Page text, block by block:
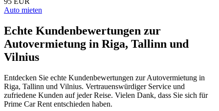
Auto mieten
Echte Kundenbewertungen zur
Autovermietung in Riga, Tallinn und
Vilnius
Entdecken Sie echte Kundenbewertungen zur Autovermietung in
Riga, Tallinn und Vilnius. Vertrauenswürdiger Service und
zufriedene Kunden auf jeder Reise. Vielen Dank, dass Sie sich für
Prime Car Rent entschieden haben.